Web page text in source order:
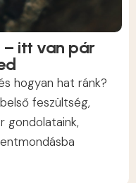
– itt van pár
hogyan hat ránk?
feszültség,
gondolataink,